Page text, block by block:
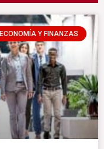
ECONOMÍA Y FINANZAS